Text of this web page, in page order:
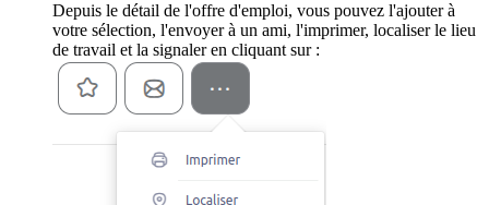
Depuis le détail de l'offre d'emploi, vous pouvez l'ajouter à
votre sélection, l'envoyer à un ami, l'imprimer, localiser le lieu
de travail et la signaler en cliquant sur :